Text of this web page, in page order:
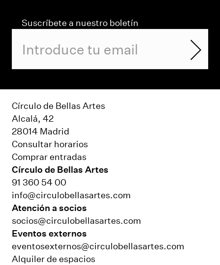
Suscríbete a nuestro boletín
Círculo de Bellas Artes
Alcalá, 42
28014 Madrid
Consultar horarios
Comprar entradas
Círculo de Bellas Artes
91 360 54 00
info@circulobellasartes.com
Atención a socios
socios@circulobellasartes.com
Eventos externos
eventosexternos@circulobellasartes.com
Alquiler de espacios